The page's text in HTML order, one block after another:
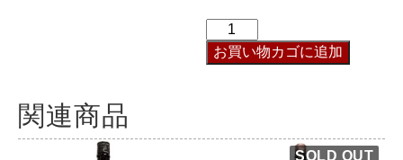
お買い物カゴに追加
関連商品